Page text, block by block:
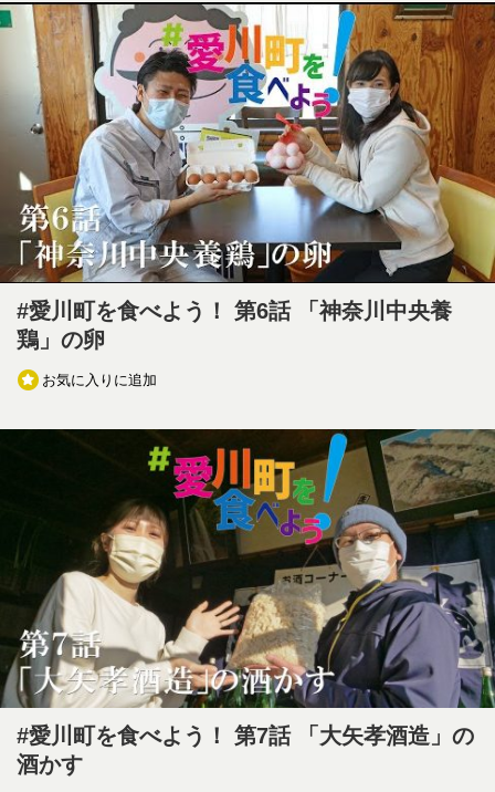
#愛川町を食べよう！ 第6話 「神奈川中央養
鶏」の卵
お気に入りに追加
#愛川町を食べよう！ 第7話 「大矢孝酒造」の
酒かす